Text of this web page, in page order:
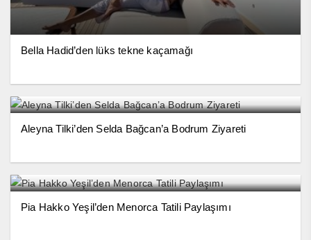
Bella Hadid’den lüks tekne kaçamağı
Aleyna Tilki’den Selda Bağcan’a Bodrum Ziyareti
Pia Hakko Yeşil’den Menorca Tatili Paylaşımı